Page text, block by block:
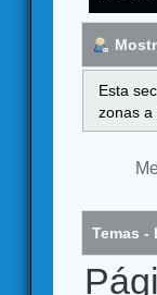
Esta
zonas a
Temas -